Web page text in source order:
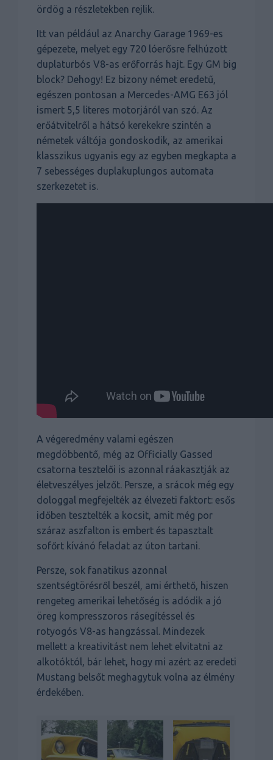
ördög a részletekben rejlik.
Itt van például az Anarchy Garage 1969-es
gépezete, melyet egy 720 lóerősre felhúzott
duplaturbós V8-as erőforrás hajt. Egy GM big
block? Dehogy! Ez bizony német eredetű,
egészen pontosan a Mercedes-AMG E63 jól
ismert 5,5 literes motorjáról van szó. Az
erőátvitelről a hátsó kerekekre szintén a
németek váltója gondoskodik, az amerikai
klasszikus ugyanis egy az egyben megkapta a
7 sebességes duplakuplungos automata
szerkezetet is.
A végeredmény valami egészen
megdöbbentő, még az Officially Gassed
csatorna tesztelői is azonnal ráakasztják az
életveszélyes jelzőt. Persze, a srácok még egy
dologgal megfejelték az élvezeti faktort: esős
időben tesztelték a kocsit, amit még por
száraz aszfalton is embert és tapasztalt
sofőrt kívánó feladat az úton tartani.
Persze, sok fanatikus azonnal
szentségtörésről beszél, ami érthető, hiszen
rengeteg amerikai lehetőség is adódik a jó
öreg kompresszoros rásegítéssel és
rotyogós V8-as hangzással. Mindezek
mellett a kreativitást nem lehet elvitatni az
alkotóktól, bár lehet, hogy mi azért az eredeti
Mustang belsőt meghagytuk volna az élmény
érdekében.